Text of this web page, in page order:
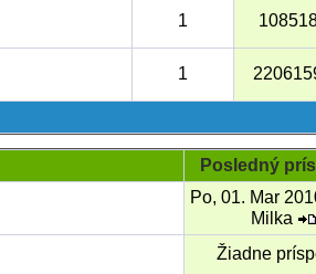
1
1
Posledný
Po, 01. Mar
Milka
Žiadne